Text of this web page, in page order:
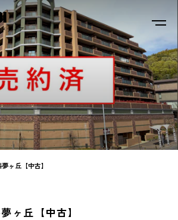
ディア
ヶ丘【中古】
ヶ丘【中古】